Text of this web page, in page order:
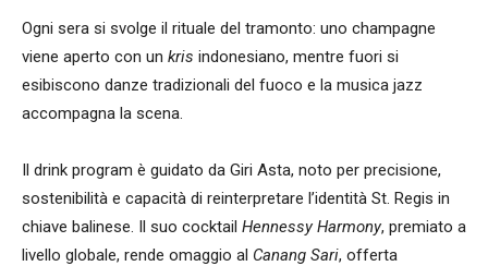
Ogni sera si svolge il rituale del tramonto: uno champagne
viene aperto con un kris indonesiano, mentre fuori si
esibiscono danze tradizionali del fuoco e la musica jazz
accompagna la scena.
Il drink program è guidato da Giri Asta, noto per precisione,
sostenibilità e capacità di reinterpretare l’identità St. Regis in
chiave balinese. Il suo cocktail Hennessy Harmony, premiato a
livello globale, rende omaggio al Canang Sari, offerta